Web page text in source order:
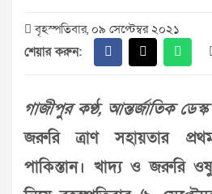
বৃহস্পতিবার, ০৯ সেপ্টেম্বর ২০২১
শেয়ার করুন:
গাজীপুর কণ্ঠ, আন্তর্জাতিক
জরুরি ত্রাণ সহায়তার
পাকিস্তান। খাদ্য ও জরুরি